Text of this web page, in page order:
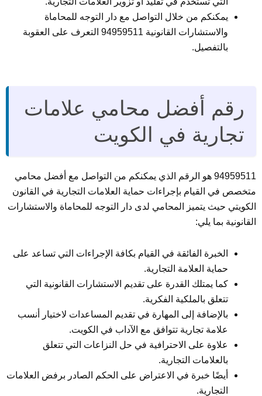
يمكنكم من خلال التواصل مع دار التوجه للمحاماة
والاستشارات القانونية 94959511 التعرف على العقوبة
بالتفصيل.
رقم أفضل محامي علامات
تجارية في الكويت
94959511 هو الرقم الذي يمكنكم من التواصل مع أفضل محامي
متخصص في القيام بإجراءات حماية العلامات التجارية في القانون
الكويتي حيث يتميز المحامي لدى دار التوجه للمحاماة والاستشارات
القانونية بما يلي:
الخبرة الفائقة في القيام بكافة الإجراءات التي تساعد على
حماية العلامة التجارية.
كما يمتلك القدرة على تقديم الاستشارات القانونية التي
تتعلق بالملكية الفكرية.
بالإضافة إلى المهارة في تقديم المساعدات لاختيار أنسب
علامة تجارية تتوافق مع الآداب في الكويت.
علاوة على الاحترافية في حل النزاعات التي تتعلق
بالعلامات التجارية.
أيضًا خبرة في الاعتراض على الحكم الصادر برفض العلامات
التجارية.